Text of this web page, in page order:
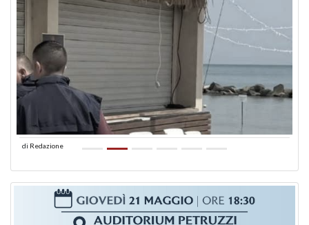
di Redazione